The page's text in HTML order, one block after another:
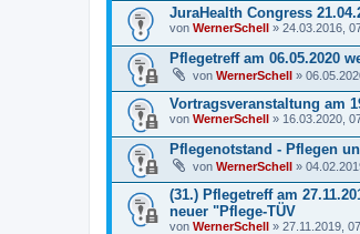
JuraHealth Congress
von WernerSchell » 24.03.2016,
Pflegetreff am 06.05.2020
von WernerSchell »
Vortragsveranstaltung am
von WernerSchell » 16.03.2020,
Pflegenotstand - Pflegen
von WernerSchell »
(31.) Pflegetreff am
neuer "Pflege-TÜV
von WernerSchell » 27.11.2019,